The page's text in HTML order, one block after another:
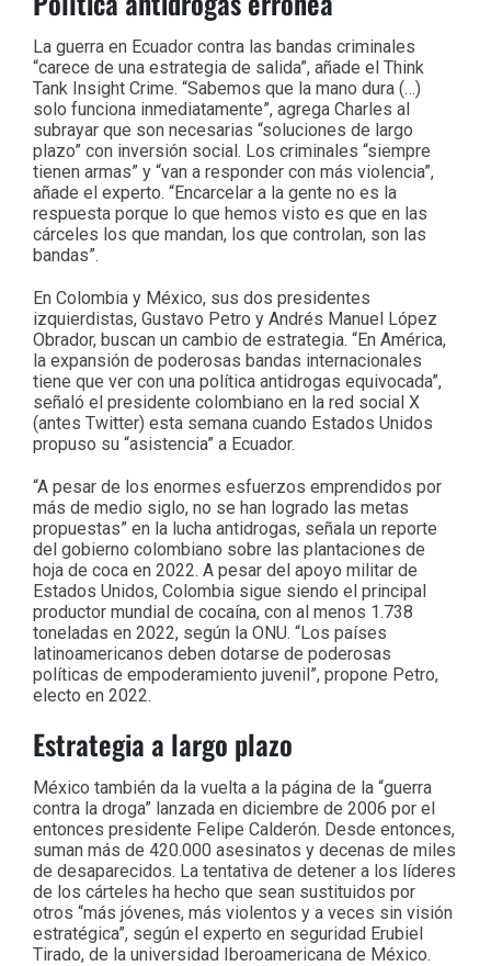
La guerra en Ecuador contra las bandas criminales
“carece de una estrategia de salida”, añade el Think
Tank Insight Crime. “Sabemos que la mano dura (…)
solo funciona inmediatamente”, agrega Charles al
subrayar que son necesarias “soluciones de largo
plazo” con inversión social. Los criminales “siempre
tienen armas” y “van a responder con más violencia”,
añade el experto. “Encarcelar a la gente no es la
respuesta porque lo que hemos visto es que en las
cárceles los que mandan, los que controlan, son las
bandas”.
En Colombia y México, sus dos presidentes
izquierdistas, Gustavo Petro y Andrés Manuel López
Obrador, buscan un cambio de estrategia. “En América,
la expansión de poderosas bandas internacionales
tiene que ver con una política antidrogas equivocada”,
señaló el presidente colombiano en la red social X
(antes Twitter) esta semana cuando Estados Unidos
propuso su “asistencia” a Ecuador.
“A pesar de los enormes esfuerzos emprendidos por
más de medio siglo, no se han logrado las metas
propuestas” en la lucha antidrogas, señala un reporte
del gobierno colombiano sobre las plantaciones de
hoja de coca en 2022. A pesar del apoyo militar de
Estados Unidos, Colombia sigue siendo el principal
productor mundial de cocaína, con al menos 1.738
toneladas en 2022, según la ONU. “Los países
latinoamericanos deben dotarse de poderosas
políticas de empoderamiento juvenil”, propone Petro,
electo en 2022.
Estrategia a largo plazo
México también da la vuelta a la página de la “guerra
contra la droga” lanzada en diciembre de 2006 por el
entonces presidente Felipe Calderón. Desde entonces,
suman más de 420.000 asesinatos y decenas de miles
de desaparecidos. La tentativa de detener a los líderes
de los cárteles ha hecho que sean sustituidos por
otros “más jóvenes, más violentos y a veces sin visión
estratégica”, según el experto en seguridad Erubiel
Tirado, de la universidad Iberoamericana de México.